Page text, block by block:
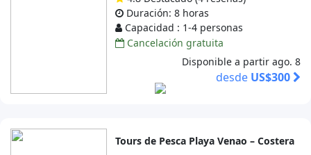
Duración: 8 horas
Capacidad : 1-4 personas
Cancelación gratuita
Disponible a partir ago. 8
desde US$300
Tours de Pesca Playa Venao – Costera